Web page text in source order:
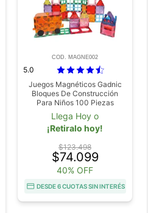
COD. MAGNE002
5.0
Juegos Magnéticos Gadnic
Bloques De Construcción
Para Niños 100 Piezas
Llega Hoy o
¡Retiralo hoy!
$123.498
$74.099
40% OFF
DESDE 6 CUOTAS SIN INTERÉS